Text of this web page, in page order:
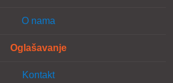
O nama
Oglašavanje
Kontakt